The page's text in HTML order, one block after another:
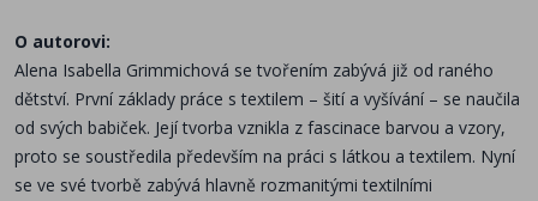
O autorovi:
Alena Isabella Grimmichová se tvořením zabývá již od raného
dětství. První základy práce s textilem – šití a vyšívání – se naučila
od svých babiček. Její tvorba vznikla z fascinace barvou a vzory,
proto se soustředila především na práci s látkou a textilem. Nyní
se ve své tvorbě zabývá hlavně rozmanitými textilními